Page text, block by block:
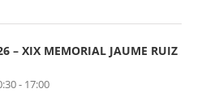
– XIX MEMORIAL JAUME RUIZ
- 17:00